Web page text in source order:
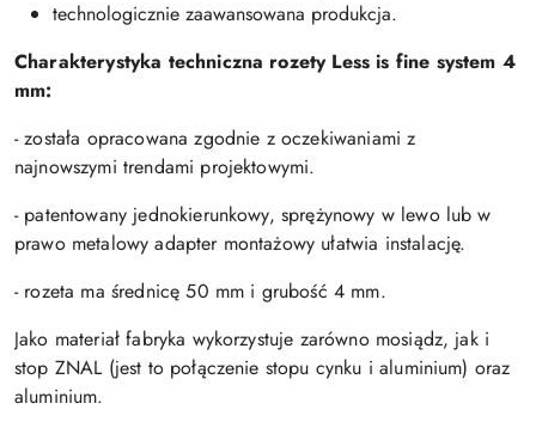
technologicznie zaawansowana produkcja.
Charakterystyka techniczna rozety Less is fine system 4
mm:
- została opracowana zgodnie z oczekiwaniami z
najnowszymi trendami projektowymi.
- patentowany jednokierunkowy, sprężynowy w lewo lub w
prawo metalowy adapter montażowy ułatwia instalację.
- rozeta ma średnicę 50 mm i grubość 4 mm.
Jako materiał fabryka wykorzystuje zarówno mosiądz, jak i
stop ZNAL (jest to połączenie stopu cynku i aluminium) oraz
aluminium.